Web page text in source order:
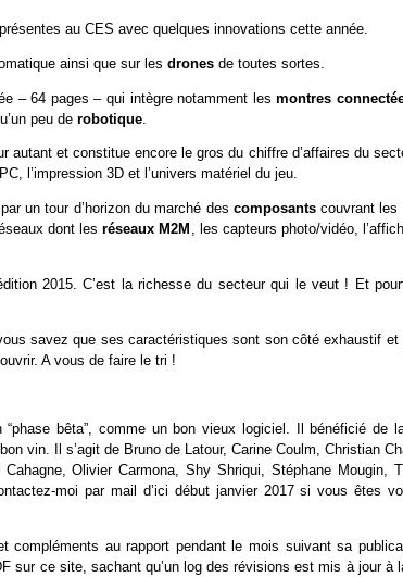
au CES avec quelques innovations cette année.
ainsi que sur lesdronesde toutes sortes.
– 64 pages – qui intègre notamment lesmontres
peu derobotique
autant et constitue encore le gros du chiffre d’affaires du
l’impression 3D et l’univers matériel du jeu.
un tour d’horizon du marché des composantscouvrant les
dont lesréseaux M2M , les capteurs photo/vidéo,
2015. C’est la richesse du secteur qui le veut ! Et
savez que ses caractéristiques sont son côté exhaustif
A vous de faire le tri !
bêta”, comme un bon vieux logiciel. Il bénéficié de
vin. Il s’agit de Bruno de Latour, Carine Coulm, Christian
Olivier Carmona, Shy Shriqui, Stéphane Mougin,
moi par mail d’ici début janvier 2017 si vous êtes
compléments au rapport pendant le mois suivant sa
sur ce site, sachant qu’un log des révisions est mis à jour à